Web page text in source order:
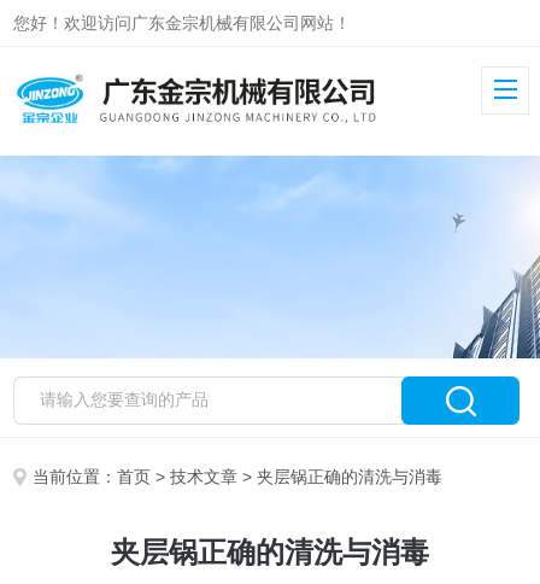
您好！欢迎访问广东金宗机械有限公司网站！
当前位置：首页 >技术文章 > 夹层锅正确的清洗与消毒
夹层锅正确的清洗与消毒